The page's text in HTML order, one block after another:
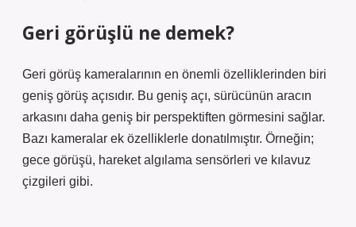
Geri görüşlü ne demek?
Geri görüş kameralarının en önemli özelliklerinden biri
geniş görüş açısıdır. Bu geniş açı, sürücünün aracın
arkasını daha geniş bir perspektiften görmesini sağlar.
Bazı kameralar ek özelliklerle donatılmıştır. Örneğin;
gece görüşü, hareket algılama sensörleri ve kılavuz
çizgileri gibi.